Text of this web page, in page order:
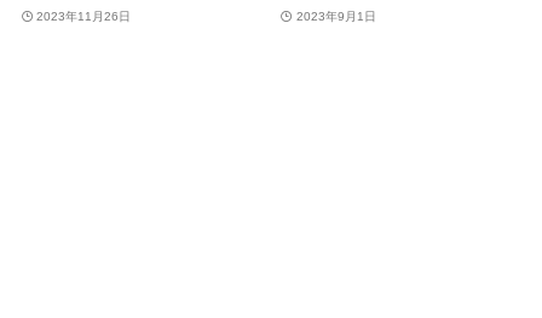
2023年11月26日 2023年9月1日